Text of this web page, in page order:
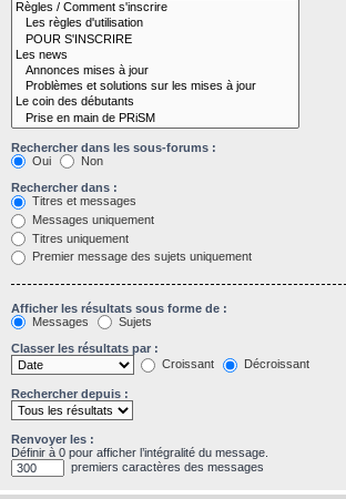
Rechercher dans les sous-forums :
Oui
Non
Rechercher dans :
Titres et messages
Messages uniquement
Titres uniquement
Premier message des sujets uniquement
Afficher les résultats sous forme de :
Messages
Sujets
Classer les résultats par :
Croissant
Décroissant
Rechercher depuis :
Renvoyer les :
Définir à 0 pour afficher l’intégralité du message.
premiers caractères des messages